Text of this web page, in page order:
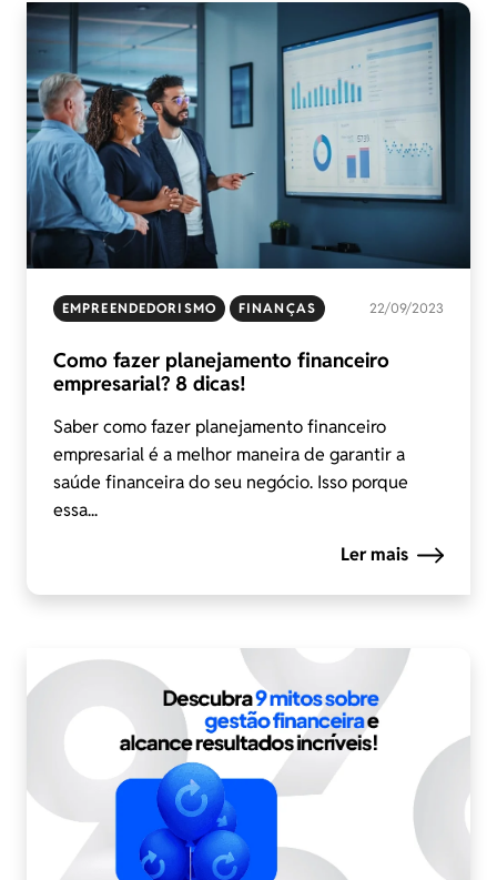
EMPREENDEDORISMO FINANÇAS 22/09/2023
Como fazer planejamento financeiro
empresarial? 8 dicas!
Saber como fazer planejamento financeiro
empresarial é a melhor maneira de garantir a
saúde financeira do seu negócio. Isso porque
essa...
Ler mais